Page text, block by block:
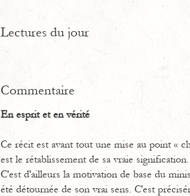
Lectures du jour
Commentaire
En esprit et en vérité
Ce récit est avant tout une mise au point «
est le rétablissement de sa vraie signification.
C'est d'ailleurs la motivation de base du
été détournée de son vrai sens. C'est